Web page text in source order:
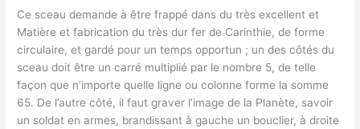
Ce sceau demande à être frappé dans du très excellent et
Matière et fabrication du très dur fer de Carinthie, de forme
circulaire, et gardé pour un temps opportun ; un des côtés du
sceau doit être un carré multiplié par le nombre 5, de telle
façon que n’importe quelle ligne ou colonne forme la somme
65. De l’autre côté, il faut graver l’image de la Planète, savoir
un soldat en armes, brandissant à gauche un bouclier, à droite